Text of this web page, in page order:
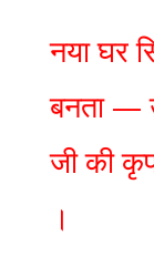
नया घर
बनता —
जी की
।